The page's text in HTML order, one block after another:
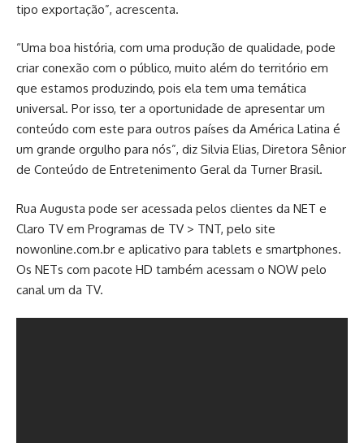
tipo exportação”, acrescenta.
“Uma boa história, com uma produção de qualidade, pode
criar conexão com o público, muito além do território em
que estamos produzindo, pois ela tem uma temática
universal. Por isso, ter a oportunidade de apresentar um
conteúdo com este para outros países da América Latina é
um grande orgulho para nós”, diz Silvia Elias, Diretora Sênior
de Conteúdo de Entretenimento Geral da Turner Brasil.
Rua Augusta pode ser acessada pelos clientes da NET e
Claro TV em Programas de TV > TNT, pelo site
nowonline.com.br e aplicativo para tablets e smartphones.
Os NETs com pacote HD também acessam o NOW pelo
canal um da TV.